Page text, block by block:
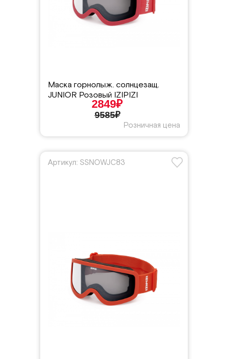
Маска горнолыж. солнцезащ.
JUNIOR Розовый IZIPIZI
2849₽
9585₽
Розничная цена
Артикул: SSNOWJC83